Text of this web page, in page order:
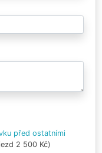
před ostatními
2 500 Kč)